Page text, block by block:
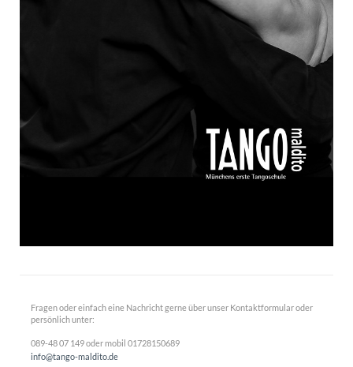
Fragen oder einfach eine Nachricht gerne über unser Kontaktformular oder
persönlich unter:
089-48 07 149 oder mobil 01728150689
info@tango-maldito.de